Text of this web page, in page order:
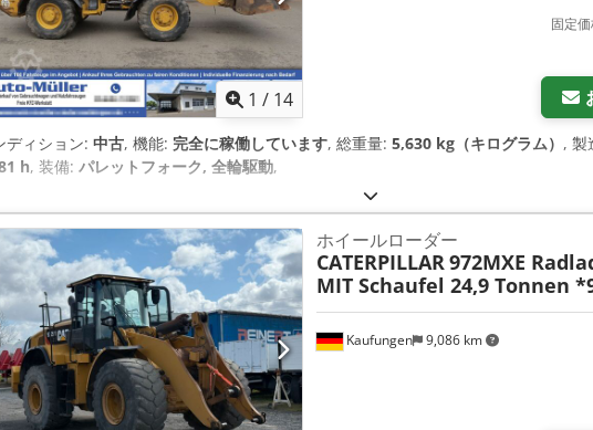
1 / 14
固定
ディション: 中古, 機能: 完全に稼働しています, 総重量: 5,630 kg（キログラム） , 製
h, 装備: パレットフォーク, 全輪駆動,
Kaufungen 9,086 km
ホイールローダー
CATERPILLAR 972MXE
MIT Schaufel 24,9 Tonnen